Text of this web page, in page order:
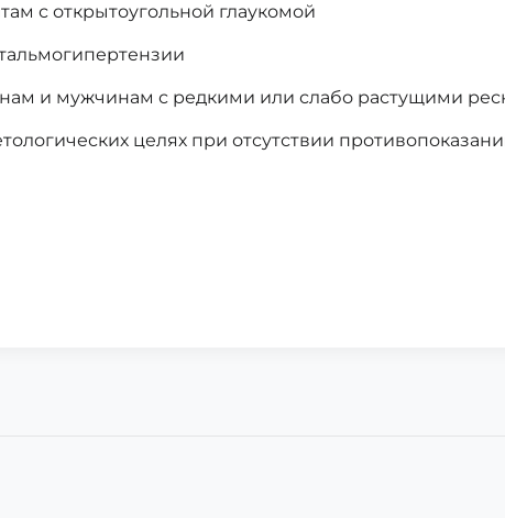
с открытоугольной глаукомой
и мужчинам с редкими или слабо растущими
целях при отсутствии